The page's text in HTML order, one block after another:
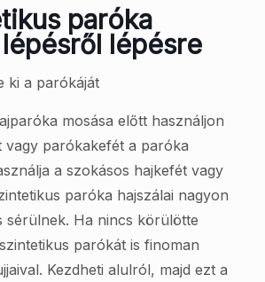
paróka
lépésre
ki a parókáját
mosása előtt használjon
vagy parókakefét a paróka
a szokásos hajkefét vagy
paróka hajszálai nagyon
sérülnek. Ha nincs körülötte
parókát is finoman
Kezdheti alulról, majd ezt a